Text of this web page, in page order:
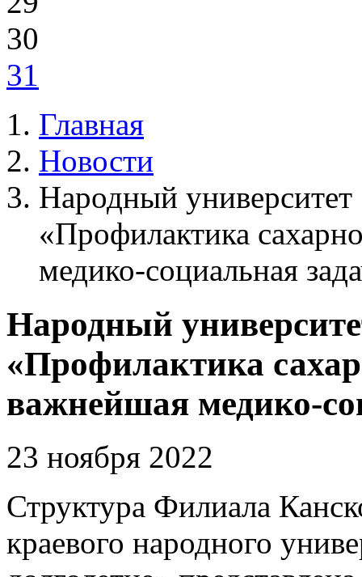
30
31
Главная
Новости
Народный университет
«Профилактика
медико-социальная
Народный
«Профилактика
важнейшая медико-
23 ноября 2022
Структура Филиала
краевого народного